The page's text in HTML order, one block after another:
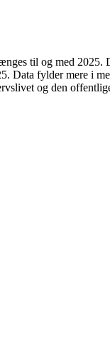
til og med 2025.
Data fylder mere i
og den